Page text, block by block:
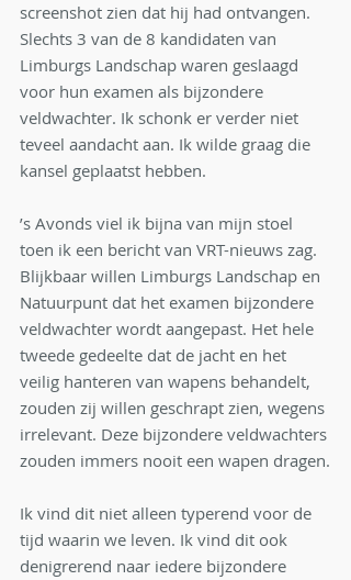
screenshot zien dat hij had ontvangen.
Slechts 3 van de 8 kandidaten van
Limburgs Landschap waren geslaagd
voor hun examen als bijzondere
veldwachter. Ik schonk er verder niet
teveel aandacht aan. Ik wilde graag die
kansel geplaatst hebben.
’s Avonds viel ik bijna van mijn stoel
toen ik een bericht van VRT-nieuws zag.
Blijkbaar willen Limburgs Landschap en
Natuurpunt dat het examen bijzondere
veldwachter wordt aangepast. Het hele
tweede gedeelte dat de jacht en het
veilig hanteren van wapens behandelt,
zouden zij willen geschrapt zien, wegens
irrelevant. Deze bijzondere veldwachters
zouden immers nooit een wapen dragen.
Ik vind dit niet alleen typerend voor de
tijd waarin we leven. Ik vind dit ook
denigrerend naar iedere bijzondere